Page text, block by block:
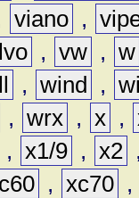
viano ,
, vw , w
, wind ,
, wrx , x ,
, x1/9 , x2 ,
, xc70 ,